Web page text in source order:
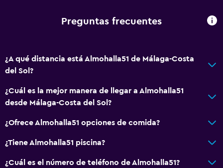
Preguntas frecuentes
¿A qué distancia está Almohalla51 de Málaga-Costa
del Sol?
¿Cuál es la mejor manera de llegar a Almohalla51
desde Málaga-Costa del Sol?
¿Ofrece Almohalla51 opciones de comida?
¿Tiene Almohalla51 piscina?
¿Cuál es el número de teléfono de Almohalla51?